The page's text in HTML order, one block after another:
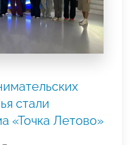
стали
«Точка Летово»